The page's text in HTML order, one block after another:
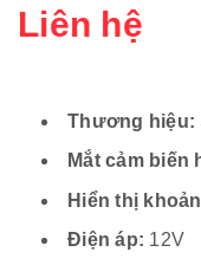
Liên hệ
Thương hiệu:
Mắt cảm
Hiển thị
Điện áp: 12V